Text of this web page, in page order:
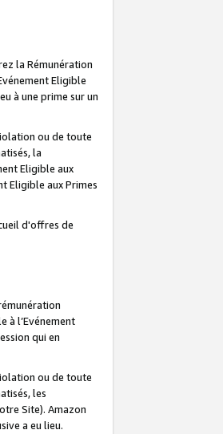
la Rémunération
Eligible
à une prime sur un
ou de toute
la
Eligible aux
Eligible aux Primes
d'offres de
à l’Evénement
qui en
ou de toute
les
Site). Amazon
a eu lieu.